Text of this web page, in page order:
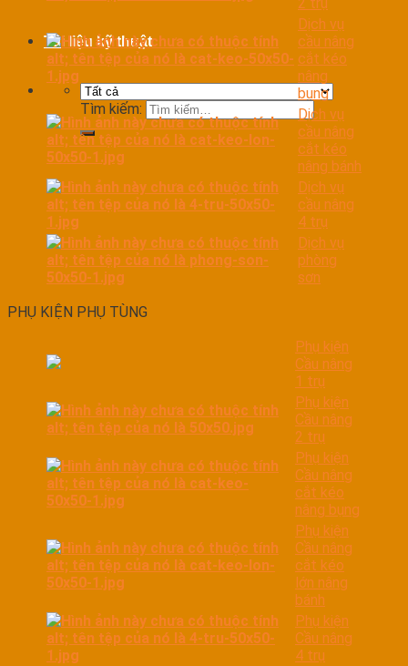
Tài liệu kỹ thuật
Tìm kiếm:
Dịch vụ
cầu nâng
cắt kéo
nâng
bụng
Dịch vụ
cầu nâng
cắt kéo
nâng bánh
Dịch vụ
cầu nâng
4 trụ
Dịch vụ
phòng
sơn
PHỤ KIỆN PHỤ TÙNG
Phụ kiện
Cầu nâng
1 trụ
Phụ kiện
Cầu nâng
2 trụ
Phụ kiện
Cầu nâng
cắt kéo
nâng bụng
Phụ kiện
Cầu nâng
cắt kéo
lớn nâng
bánh
Phụ kiện
Cầu nâng
4 trụ